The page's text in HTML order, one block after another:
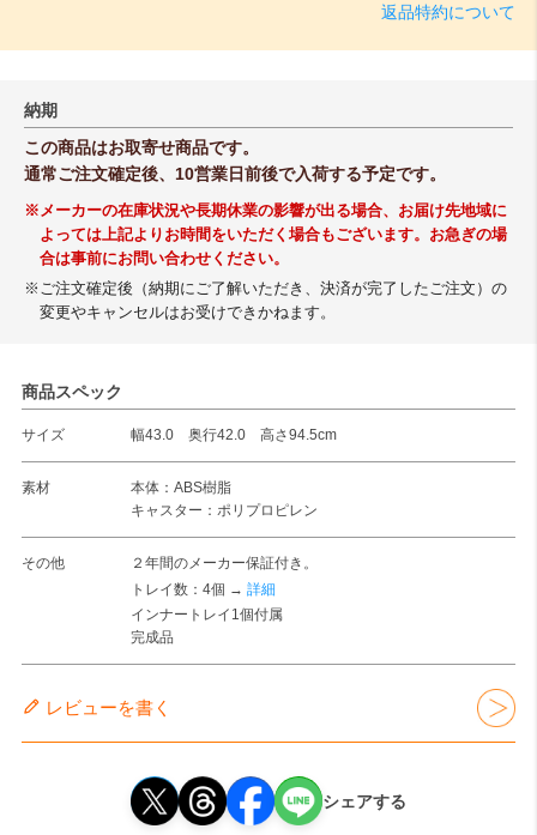
返品特約について
納期
この商品はお取寄せ商品です。
通常ご注文確定後、10営業日前後で入荷する予定です。
※メーカーの在庫状況や長期休業の影響が出る場合、お届け先地域に
よっては上記よりお時間をいただく場合もございます。お急ぎの場
合は事前にお問い合わせください。
※ご注文確定後（納期にご了解いただき、決済が完了したご注文）の
変更やキャンセルはお受けできかねます。
商品スペック
サイズ 幅43.0 奥行42.0 高さ94.5cm
素材
本体：ABS樹脂
キャスター：ポリプロピレン
その他
２年間のメーカー保証付き。
トレイ数：4個 → 詳細
インナートレイ1個付属
完成品
レビューを書く
シェアする